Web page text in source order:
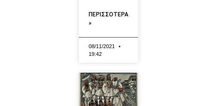
ΠΕΡΙΣΣΟΤΕΡΑ
»
08/11/2021
19:42